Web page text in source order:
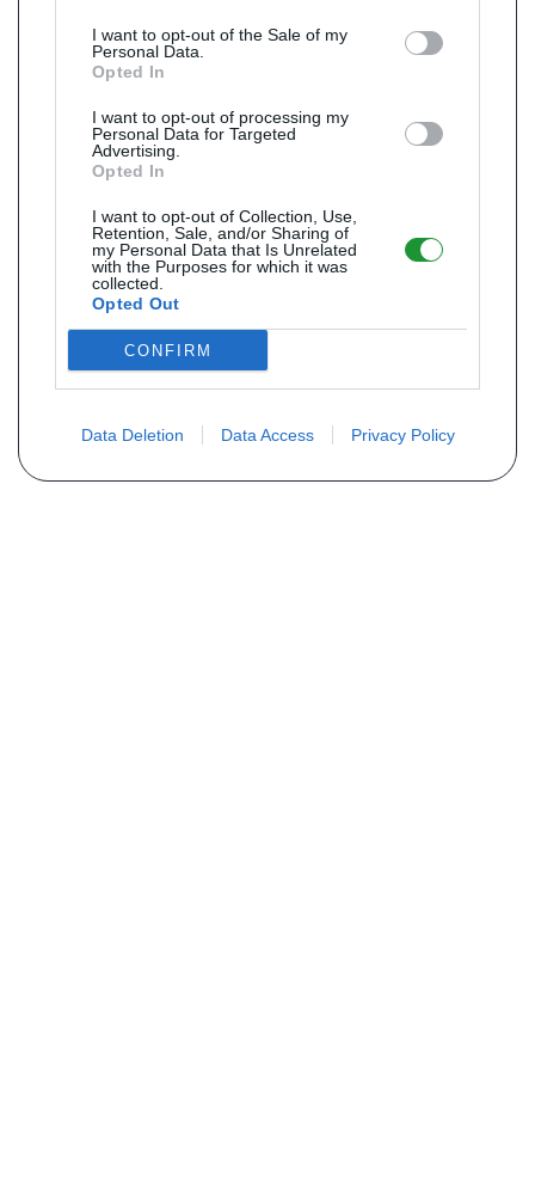
I want to opt-out of the Sale of my
Personal Data.
Opted In
I want to opt-out of processing my
Personal Data for Targeted
Advertising.
Opted In
I want to opt-out of Collection, Use,
Retention, Sale, and/or Sharing of
my Personal Data that Is Unrelated
with the Purposes for which it was
collected.
Opted Out
CONFIRM
Data Deletion Data Access Privacy Policy